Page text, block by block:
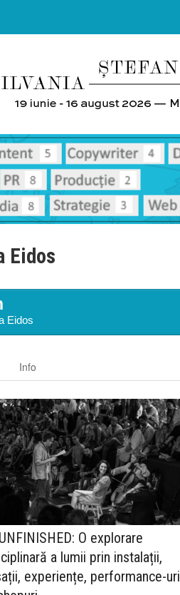
Eidos
Eidos
Info
O explorare
a lumii prin instalații,
experiențe, performance-uri